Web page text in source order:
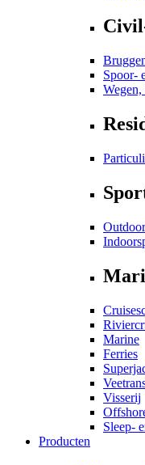
Spoor-
Wegen,
Marine
Ferries
Visserij
Sleep-
Producten